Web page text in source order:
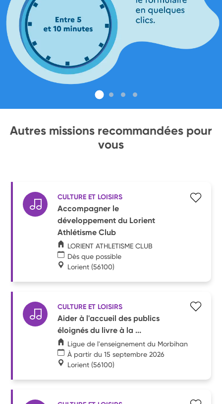
Autres missions recommandées pour
vous
CULTURE ET LOISIRS
Accompagner le
développement du Lorient
Athlétisme Club
LORIENT ATHLETISME CLUB
Dès que possible
Lorient (56100)
CULTURE ET LOISIRS
Aider à l'accueil des publics
éloignés du livre à la ...
Ligue de l'enseignement du Morbihan
À partir du 15 septembre 2026
Lorient (56100)